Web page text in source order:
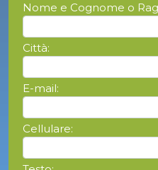
Nome e Cognome o
Città:
E-mail:
Cellulare: